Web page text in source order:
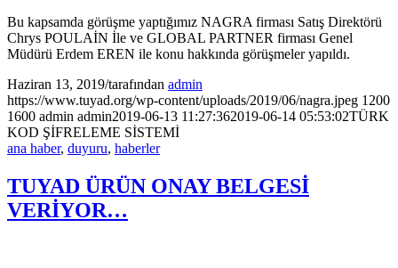
Bu kapsamda görüşme yaptığımız NAGRA firması Satış Direktörü
Chrys POULAİN İle ve GLOBAL PARTNER firması Genel
Müdürü Erdem EREN ile konu hakkında görüşmeler yapıldı.
Haziran 13, 2019/tarafından admin
https://www.tuyad.org/wp-content/uploads/2019/06/nagra.jpeg 1200
1600 admin admin2019-06-13 11:27:362019-06-14 05:53:02TÜRK
KOD ŞİFRELEME SİSTEMİ
ana haber, duyuru, haberler
TUYAD ÜRÜN ONAY BELGESİ
VERİYOR…